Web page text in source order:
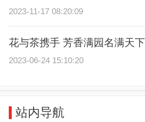
2023-11-17 08:20:09
花与茶携手 芳香满园名满天下
2023-06-24 15:10:20
站内导航